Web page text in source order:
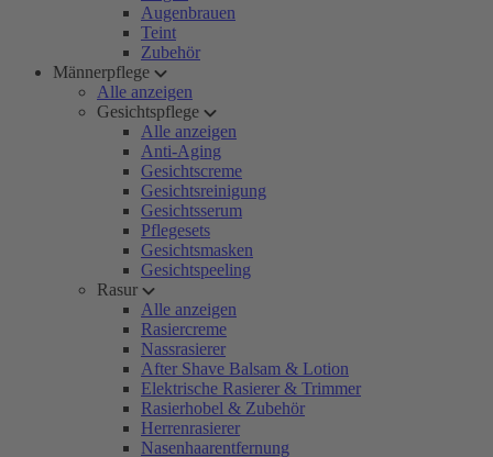
Augenbrauen
Teint
Zubehör
Männerpflege
Alle anzeigen
Gesichtspflege
Alle anzeigen
Anti-Aging
Gesichtscreme
Gesichtsreinigung
Gesichtsserum
Pflegesets
Gesichtsmasken
Gesichtspeeling
Rasur
Alle anzeigen
Rasiercreme
Nassrasierer
After Shave Balsam & Lotion
Elektrische Rasierer & Trimmer
Rasierhobel & Zubehör
Herrenrasierer
Nasenhaarentfernung